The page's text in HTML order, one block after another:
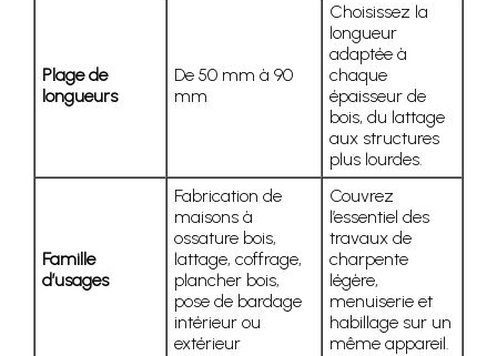
Plage de
longueurs
De 50 mm à 90
mm
Choisissez la
longueur
adaptée à
chaque
épaisseur de
bois, du lattage
aux structures
plus lourdes.
Famille
d’usages
Fabrication de
maisons à
ossature bois,
lattage, coffrage,
plancher bois,
pose de bardage
intérieur ou
extérieur
Couvrez
l’essentiel des
travaux de
charpente
légère,
menuiserie et
habillage sur un
même appareil.